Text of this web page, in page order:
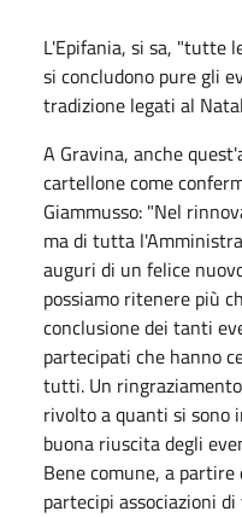
L'Epifania, si sa, "tutte
si concludono pure gli
tradizione legati al
A Gravina, anche
cartellone come
Giammusso: "Nel
ma di tutta
auguri di un felice
possiamo ritenere più
conclusione dei tanti
partecipati che hanno
tutti. Un
rivolto a quanti si sono
buona riuscita degli
Bene comune, a
partecipi associazioni